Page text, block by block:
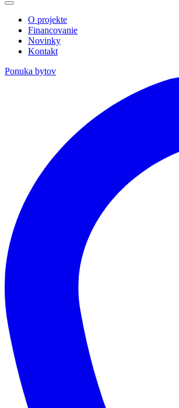
O projekte
Financovanie
Novinky
Kontakt
Ponuka bytov